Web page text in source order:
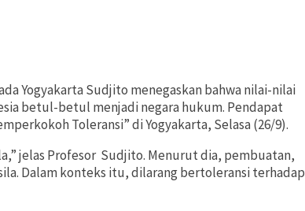
Yogyakarta Sudjito menegaskan bahwa nilai-nilai
betul-betul menjadi negara hukum. Pendapat
Toleransi” di Yogyakarta, Selasa (26/9).
jelas Profesor Sudjito. Menurut dia, pembuatan,
Dalam konteks itu, dilarang bertoleransi terhadap